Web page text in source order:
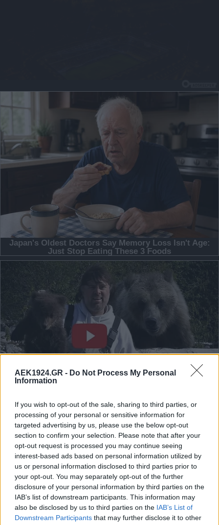
AEK1924.GR - Do Not Process My Personal
Information
If you wish to opt-out of the sale, sharing to third parties, or
processing of your personal or sensitive information for
targeted advertising by us, please use the below opt-out
section to confirm your selection. Please note that after your
opt-out request is processed you may continue seeing
interest-based ads based on personal information utilized by
us or personal information disclosed to third parties prior to
your opt-out. You may separately opt-out of the further
disclosure of your personal information by third parties on the
IAB’s list of downstream participants. This information may
also be disclosed by us to third parties on the IAB’s List of
Downstream Participants that may further disclose it to other